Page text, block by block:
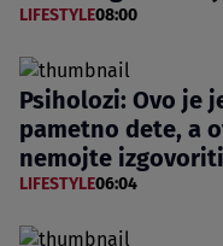
LIFESTYLE08:00
Psiholozi: Ovo je
pametno dete, a
nemojte izgovoriti
LIFESTYLE06:04